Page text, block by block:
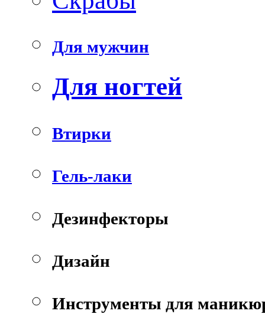
Для мужчин
Для ногтей
Втирки
Гель-лаки
Дезинфекторы
Дизайн
Инструменты для